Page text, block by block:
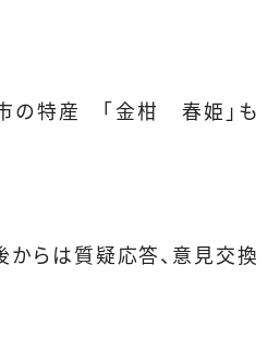
の特産 「金柑 春姫」も
からは質疑応答、意見交換